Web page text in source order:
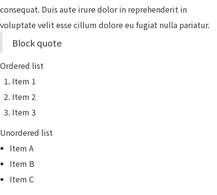
consequat. Duis aute irure dolor in reprehenderit in
voluptate velit esse cillum dolore eu fugiat nulla pariatur.
Block quote
Ordered list
Item 1
Item 2
Item 3
Unordered list
Item A
Item B
Item C